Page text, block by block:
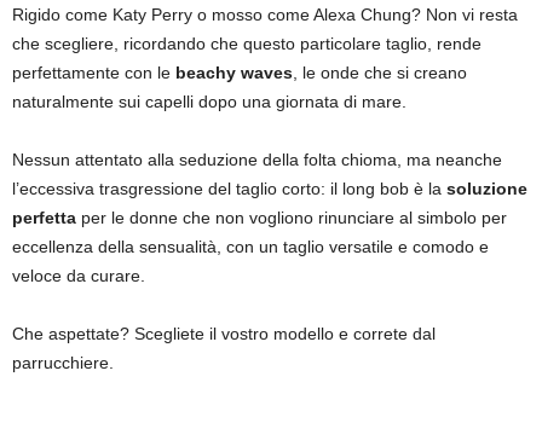
Rigido come Katy Perry o mosso come Alexa Chung? Non vi resta
che scegliere, ricordando che questo particolare taglio, rende
perfettamente con le beachy waves , le onde che si creano
naturalmente sui capelli dopo una giornata di mare.
Nessun attentato alla seduzione della folta chioma, ma neanche
l’eccessiva trasgressione del taglio corto: il long bob è la soluzione
perfetta per le donne che non vogliono rinunciare al simbolo per
eccellenza della sensualità, con un taglio versatile e comodo e
veloce da curare.
Che aspettate? Scegliete il vostro modello e correte dal
parrucchiere.